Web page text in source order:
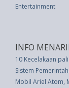
Entertainment
INFO
10 Kecelakaan
Sistem
Mobil Ariel Atom,